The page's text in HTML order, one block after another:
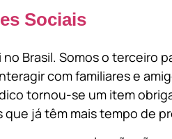
Sociais
Brasil. Somos o terceiro
com familiares e
tornou-se um item
já têm mais tempo de